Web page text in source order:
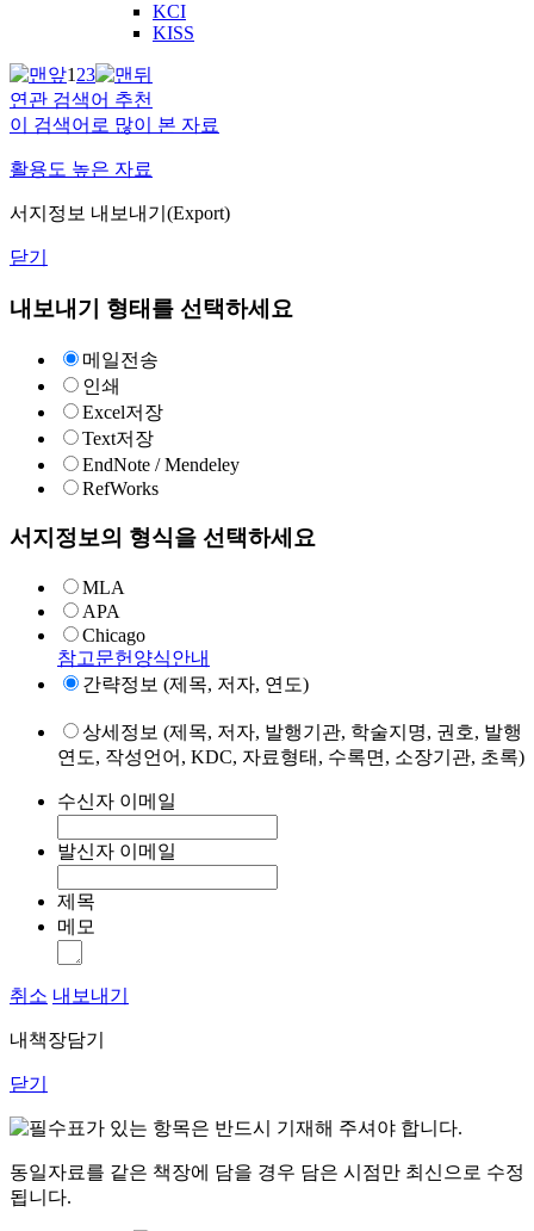
KCI
KISS
123
연관 검색어 추천
이 검색어로 많이 본 자료
활용도 높은 자료
서지정보 내보내기(Export)
닫기
내보내기 형태를 선택하세요
메일전송
인쇄
Excel저장
Text저장
EndNote / Mendeley
RefWorks
서지정보의 형식을 선택하세요
MLA
APA
Chicago
참고문헌양식안내
간략정보 (제목, 저자, 연도)
상세정보 (제목, 저자, 발행기관, 학술지명, 권호, 발행
연도, 작성언어, KDC, 자료형태, 수록면, 소장기관, 초록)
수신자 이메일
발신자 이메일
제목
메모
취소 내보내기
내책장담기
닫기
표가 있는 항목은 반드시 기재해 주셔야 합니다.
동일자료를 같은 책장에 담을 경우 담은 시점만 최신으로 수정
됩니다.